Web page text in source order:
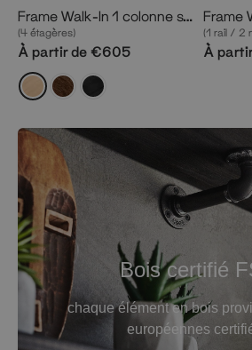
Frame Walk-In 1 colonne système d’étagères
(4 étagères)
À partir de €605
(1 rail / 2
À
Bois certifié
chaque élément en bois
européennes